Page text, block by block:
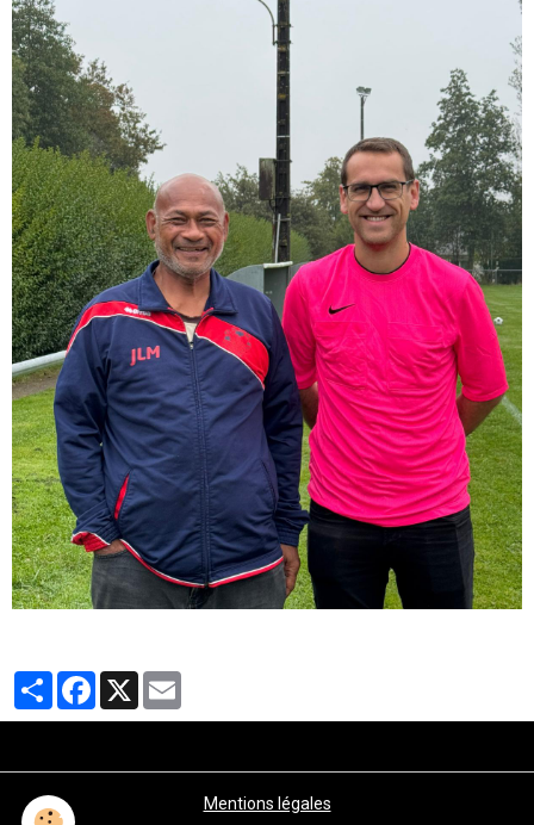
PartagerFacebook
X
Mentions légales